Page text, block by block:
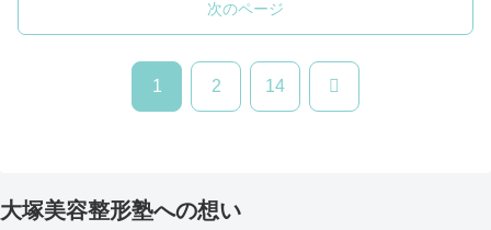
次のページ
1 2 14 次
大塚美容整形塾への想い